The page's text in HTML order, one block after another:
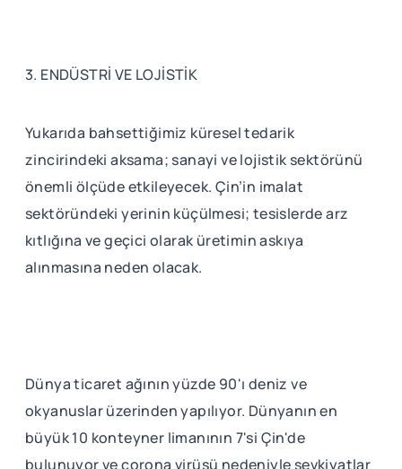
3. ENDÜSTRİ VE LOJİSTİK
Yukarıda bahsettiğimiz küresel tedarik
zincirindeki aksama; sanayi ve lojistik sektörünü
önemli ölçüde etkileyecek. Çin’in imalat
sektöründeki yerinin küçülmesi; tesislerde arz
kıtlığına ve geçici olarak üretimin askıya
alınmasına neden olacak.
Dünya ticaret ağının yüzde 90'ı deniz ve
okyanuslar üzerinden yapılıyor. Dünyanın en
büyük 10 konteyner limanının 7'si Çin'de
bulunuyor ve corona virüsü nedeniyle sevkiyatlar